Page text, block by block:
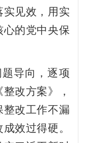
实见效，用实
心的党中央保
导向，逐项
改方案》，
整改工作不漏
效过得硬。